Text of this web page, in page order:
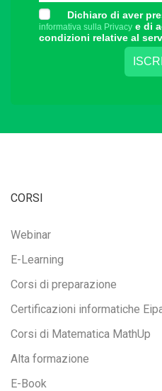
Dichiaro di aver
informativa sulla Privacy e di
condizioni relative al
CORSI
Webinar
E-Learning
Corsi di preparazione
Certificazioni informatiche
Corsi di Matematica MathUp
Alta formazione
E-Book